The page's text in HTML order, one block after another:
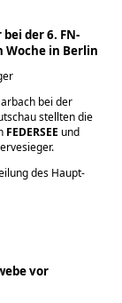
der 6. FN-
in Berlin
bei der
stellten die
FEDERSEE und
des Haupt-
vor